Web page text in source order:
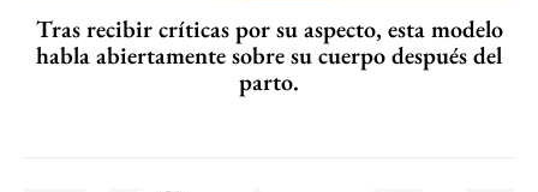
Tras recibir críticas por su aspecto, esta modelo
habla abiertamente sobre su cuerpo después del
parto.